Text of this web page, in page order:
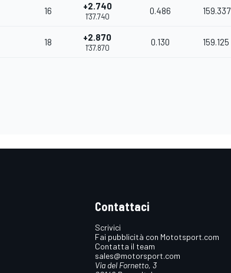
16 +2.740
1'37.740
0.486 159.337
18 +2.870
1'37.870
0.130 159.125
Contattaci
Scrivici
Fai pubblicità con Mototsport.com
Contatta il team
sales@motorsport.com
Via del Fornetto, 3